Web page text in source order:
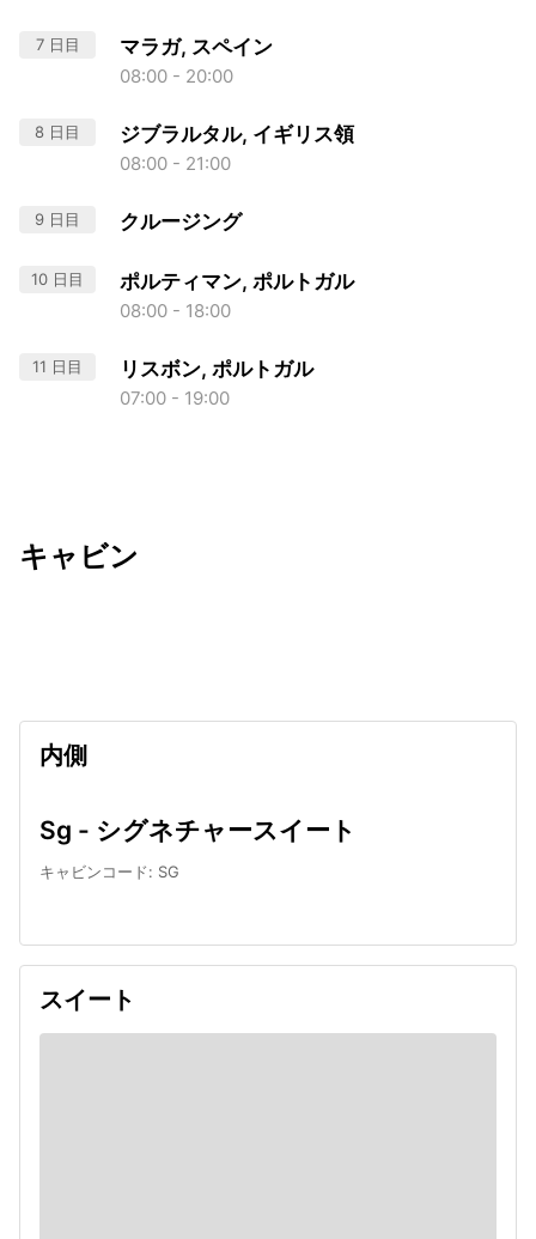
7 日目 マラガ, スペイン
08:00 - 20:00
8 日目 ジブラルタル, イギリス領
08:00 - 21:00
9 日目 クルージング
10 日目 ポルティマン, ポルトガル
08:00 - 18:00
11 日目 リスボン, ポルトガル
07:00 - 19:00
キャビン
内側
Sg - シグネチャースイート
キャビンコード: SG
スイート